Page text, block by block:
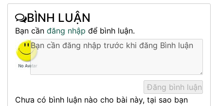
BÌNH LUẬN
Bạn cần đăng nhập để bình luận.
Chưa có bình luận nào cho bài này, tại sao bạn